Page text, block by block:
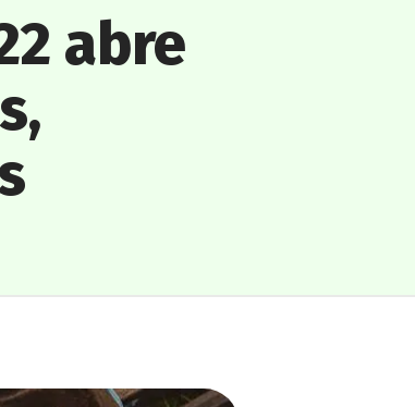
abre